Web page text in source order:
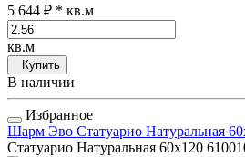
5 644 ₽ * кв.м
кв.м
Купить
В наличии
Избранное
Шарм Эво Статуарио Натуральная
Статуарио Натуральная 60x120